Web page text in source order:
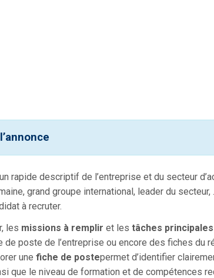
rapide descriptif de l’entreprise et du secteur
grand groupe international, leader du
à recruter.
les missions à remplir et lestâches principales
de poste de l’entreprise ou encore des fiches du
unefiche de postepermet d’identifier
que le niveau de formation et de compétences